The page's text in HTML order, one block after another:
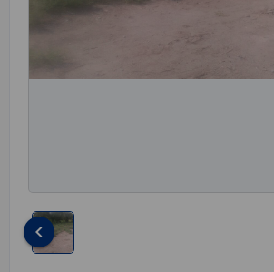
keyboard_arrow_left